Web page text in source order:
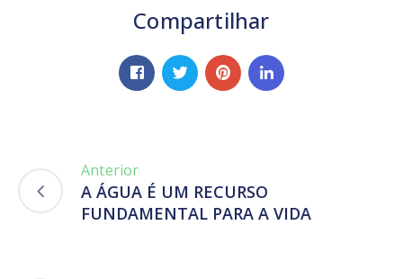
Compartilhar
Anterior
A ÁGUA É UM RECURSO
FUNDAMENTAL PARA A VIDA